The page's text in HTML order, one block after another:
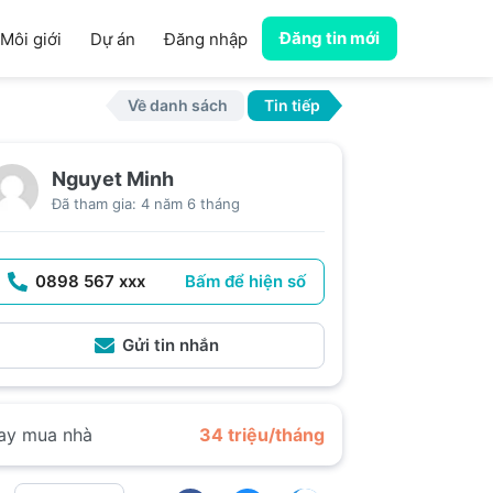
Môi giới Dự án Đăng nhập Đăng tin mới
Về danh sách Tin tiếp
Nguyet Minh
Đã tham gia: 4 năm 6 tháng
0898 567 xxx Bấm để hiện số
Gửi tin nhắn
mua nhà 34 triệu/tháng